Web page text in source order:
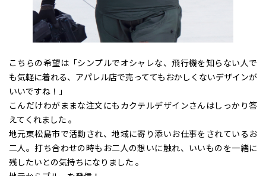
こちらの希望は「シンプルでオシャレな、飛行機を知らない人で
も気軽に着れる、アパレル店で売っててもおかしくないデザインが
いいですね！」
こんだけわがままな注文にもカクテルデザインさんはしっかり答
えてくれました 。
地元東松島市で活動され、地域に寄り添いお仕事をされているお
二人。打ち合わせの時もお二人の想いに触れ、いいものを一緒に
残したいとの気持ちになりました 。